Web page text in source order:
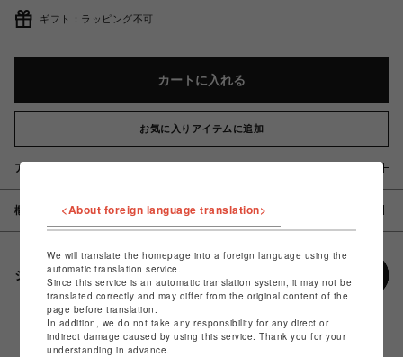
ギフト：ラッピング不可
カートに入れる
お気に入りアイテムに追加
アイテム説明 / 素材
概要
シェアする
<About foreign language translation>
We will translate the homepage into a foreign language using the
automatic translation service.
Since this service is an automatic translation system, it may not be
translated correctly and may differ from the original content of the
page before translation.
In addition, we do not take any responsibility for any direct or
indirect damage caused by using this service. Thank you for your
understanding in advance.